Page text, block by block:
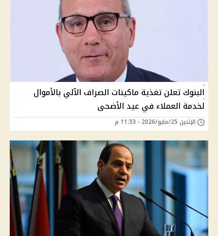
البنوك تعلن تغذية ماكينات الصراف الآلي بالأموال
لخدمة العملاء في عيد الأضحى
الإثنين 25/مايو/2026 - 11:33 م